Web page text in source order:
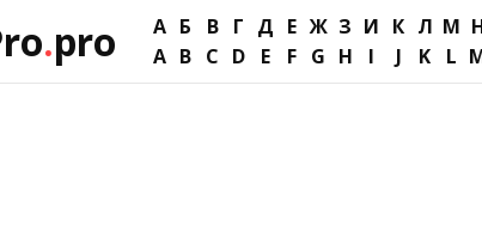
.pro А Б В Г Д Е Ж З И К Л М
A B C D E F G H I J K L